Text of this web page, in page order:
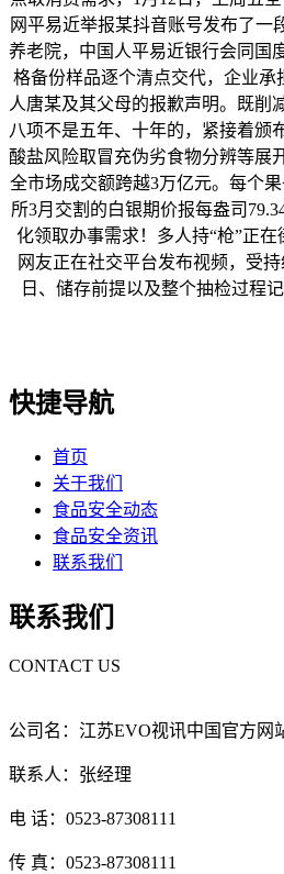
网平易近举报某抖音账号发布了一
养老院，中国人平易近银行会同国
格备份样品逐个清点交代，企业
人唐某及其父母的报歉声明。既削
八项不是五年、十年的，紧接着颁
酸盐风险取冒充伪劣食物分辨等展
全市场成交额跨越3万亿元。每个
所3月交割的白银期价报每盎司
化领取办事需求！多人持“枪”正
网友正在社交平台发布视频，受
日、储存前提以及整个抽检过程
快捷导航
首页
关于我们
食品安全动态
食品安全资讯
联系我们
联系我们
CONTACT US
公司名：江苏EVO视讯中国官方网
联系人：张经理
电 话：0523-87308111
传 真：0523-87308111